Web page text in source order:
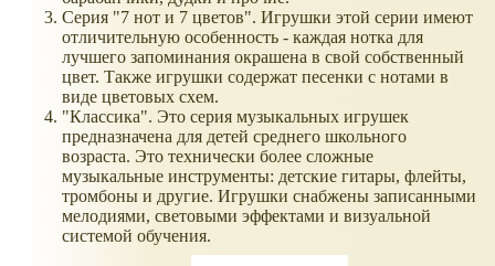
Серия "7 нот и 7 цветов". Игрушки этой серии имеют
отличительную особенность - каждая нотка для
лучшего запоминания окрашена в свой собственный
цвет. Также игрушки содержат песенки с нотами в
виде цветовых схем.
"Классика". Это серия музыкальных игрушек
предназначена для детей среднего школьного
возраста. Это технически более сложные
музыкальные инструменты: детские гитары, флейты,
тромбоны и другие. Игрушки снабжены записанными
мелодиями, световыми эффектами и визуальной
системой обучения.